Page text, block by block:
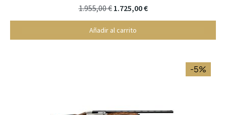
1.955,00 € 1.725,00 €
Añadir al carrito
-5%